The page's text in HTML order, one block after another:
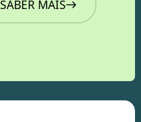
SABER MAIS